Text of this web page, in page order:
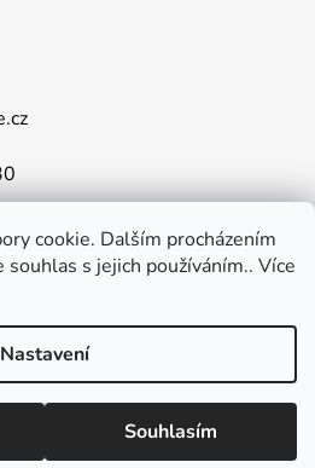
cookie. Dalším procházením
s jejich používáním.. Více
Nastavení
Souhlasím
nás kontaktovat na emailu:
a.s.
Shoptet
a.s. e-shop. Všechna práva